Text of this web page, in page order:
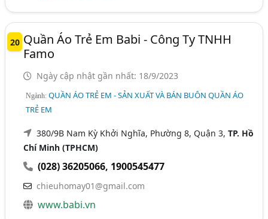
20 Quần Áo Trẻ Em Babi - Công Ty TNHH
Famo
Ngày cập nhật gần nhất: 18/9/2023
Ngành:QUẦN ÁO TRẺ EM - SẢN XUẤT VÀ BÁN BUÔN QUẦN ÁO
TRẺ EM
380/9B Nam Kỳ Khởi Nghĩa, Phường 8, Quận 3,TP. Hồ
Chí Minh (TPHCM)
(028) 36205066, 1900545477
chieuhomay01@gmail.com
www.babi.vn